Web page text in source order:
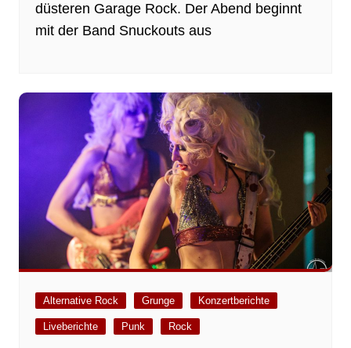
düsteren Garage Rock. Der Abend beginnt
mit der Band Snuckouts aus
Alternative Rock Grunge Konzertberichte
Liveberichte Punk Rock